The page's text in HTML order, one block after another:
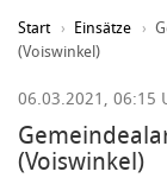
Start Einsätze
(Voiswinkel)
06.03.2021, 06:15
(Voiswinkel)